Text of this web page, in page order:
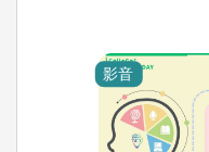
影音